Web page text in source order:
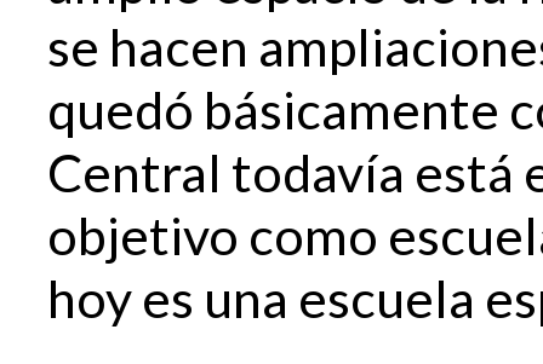
se hacen
quedó básicamente
Central todavía está
objetivo como
hoy es una escuela